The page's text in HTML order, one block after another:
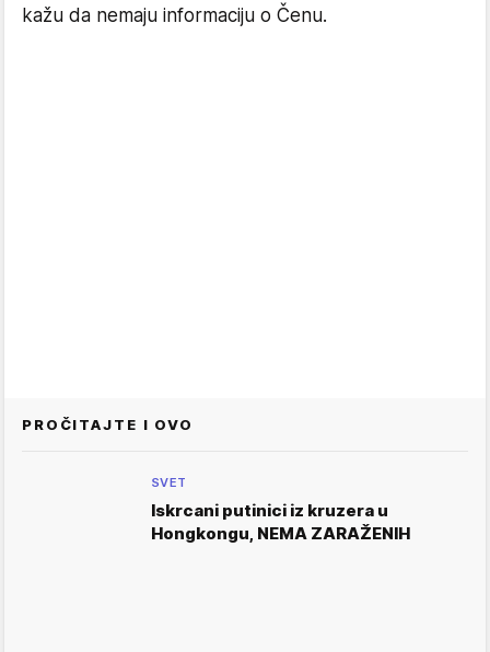
kažu da nemaju informaciju o Čenu.
PROČITAJTE I OVO
SVET
Iskrcani putinici iz kruzera u
Hongkongu, NEMA ZARAŽENIH